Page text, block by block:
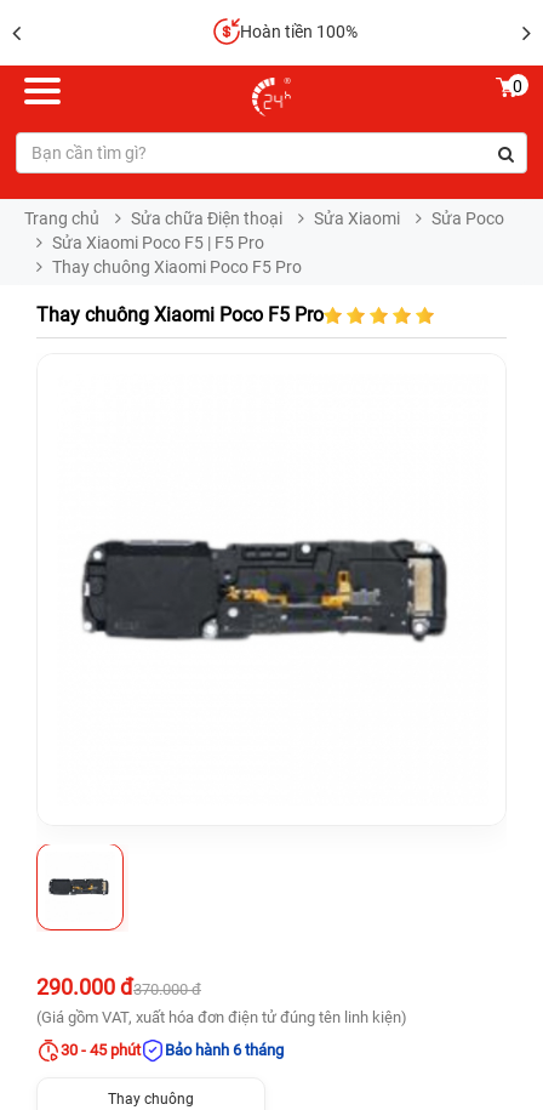
Hoàn tiền 100%
0
Trang chủ Sửa chữa Điện thoại Sửa Xiaomi
Sửa Poco
Sửa Xiaomi Poco F5 | F5 Pro
Thay chuông Xiaomi Poco F5 Pro
Thay chuông Xiaomi Poco F5 Pro
290.000 đ370.000 đ
(Giá gồm VAT, xuất hóa đơn điện tử đúng tên linh kiện)
30 - 45 phút
Bảo hành 6 tháng
Thay chuông